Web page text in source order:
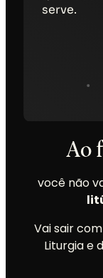
serve.
Ao
você não
Vai sair
Liturgia e